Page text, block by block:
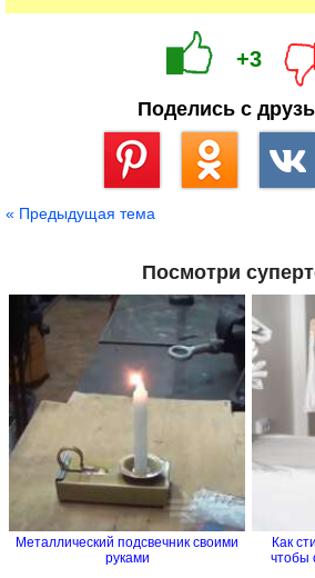
+3
Поделись с
« Предыдущая тема
Посмотри
Металлический подсвечник своими
руками
Как
чтобы